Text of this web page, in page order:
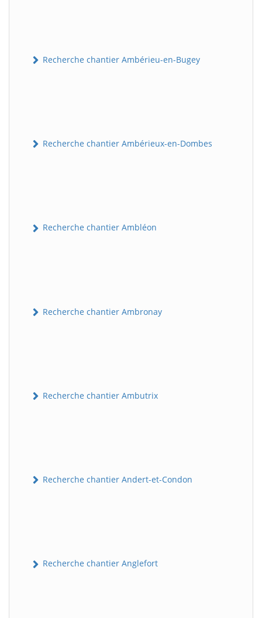
Recherche chantier Ambérieu-en-Bugey
Recherche chantier Ambérieux-en-Dombes
Recherche chantier Ambléon
Recherche chantier Ambronay
Recherche chantier Ambutrix
Recherche chantier Andert-et-Condon
Recherche chantier Anglefort